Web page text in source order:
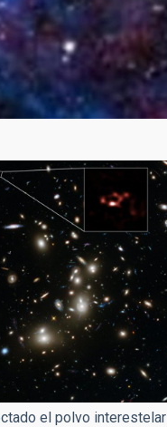
el polvo interestelar